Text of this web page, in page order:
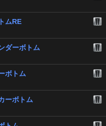
ムRE
ダーボトム
ボトム
ーボトム